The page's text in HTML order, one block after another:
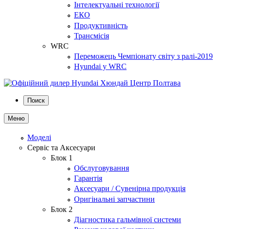
Інтелектуальні технології
ЕКО
Продуктивність
Трансмісія
WRC
Переможець Чемпіонату світу з ралі-2019
Hyundai у WRC
Поиск
Меню
Моделі
Сервіс та Аксесуари
Блок 1
Обслуговування
Гарантія
Аксесуари / Сувенірна продукція
Оригінальні запчастини
Блок 2
Діагностика гальмівної системи